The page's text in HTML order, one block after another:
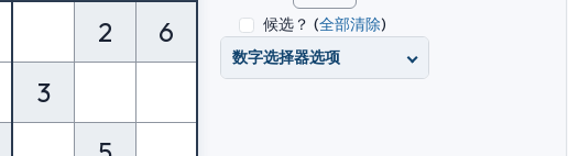
2
6
3
候选？ (全部清除)
数字选择器选项